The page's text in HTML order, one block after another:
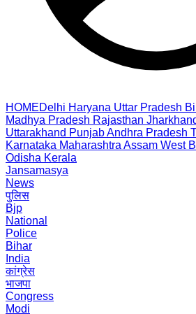
HOMEDelhi Haryana Uttar Pradesh
Madhya Pradesh Rajasthan
Uttarakhand PunjabAndhra Pradesh
Karnataka Maharashtra Assam West
Odisha Kerala
Jansamasya
News
पुलिस
Bjp
National
Police
Bihar
India
कांग्रेस
भाजपा
Congress
Modi